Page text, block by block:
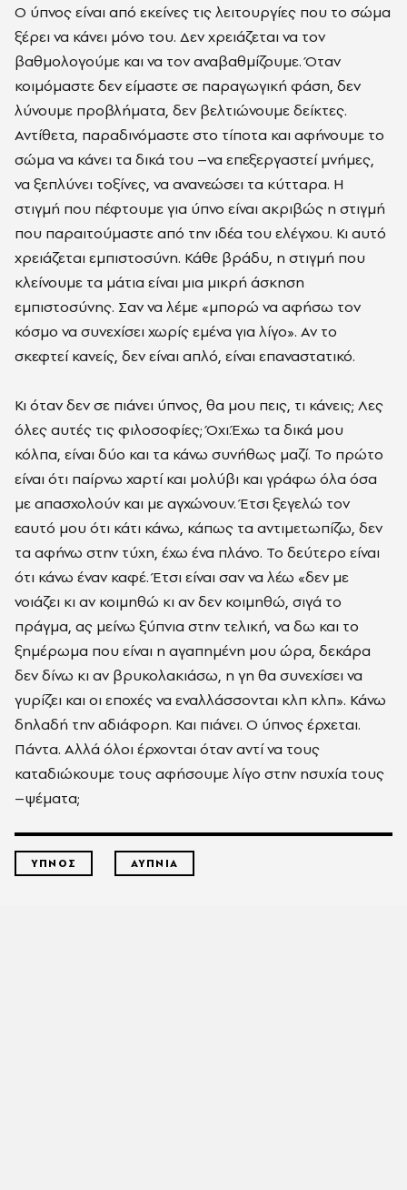
Ο ύπνος είναι από εκείνες τις λειτουργίες που το σώμα
ξέρει να κάνει μόνο του. Δεν χρειάζεται να τον
βαθμολογούμε και να τον αναβαθμίζουμε. Όταν
κοιμόμαστε δεν είμαστε σε παραγωγική φάση, δεν
λύνουμε προβλήματα, δεν βελτιώνουμε δείκτες.
Αντίθετα, παραδινόμαστε στο τίποτα και αφήνουμε το
σώμα να κάνει τα δικά του –να επεξεργαστεί μνήμες,
να ξεπλύνει τοξίνες, να ανανεώσει τα κύτταρα. Η
στιγμή που πέφτουμε για ύπνο είναι ακριβώς η στιγμή
που παραιτούμαστε από την ιδέα του ελέγχου. Κι αυτό
χρειάζεται εμπιστοσύνη. Κάθε βράδυ, η στιγμή που
κλείνουμε τα μάτια είναι μια μικρή άσκηση
εμπιστοσύνης. Σαν να λέμε «μπορώ να αφήσω τον
κόσμο να συνεχίσει χωρίς εμένα για λίγο». Αν το
σκεφτεί κανείς, δεν είναι απλό, είναι επαναστατικό.
Κι όταν δεν σε πιάνει ύπνος, θα μου πεις, τι κάνεις; Λες
όλες αυτές τις φιλοσοφίες; Όχι.Έχω τα δικά μου
κόλπα, είναι δύο και τα κάνω συνήθως μαζί. Το πρώτο
είναι ότι παίρνω χαρτί και μολύβι και γράφω όλα όσα
με απασχολούν και με αγχώνουν. Έτσι ξεγελώ τον
εαυτό μου ότι κάτι κάνω, κάπως τα αντιμετωπίζω, δεν
τα αφήνω στην τύχη, έχω ένα πλάνο. Το δεύτερο είναι
ότι κάνω έναν καφέ. Έτσι είναι σαν να λέω «δεν με
νοιάζει κι αν κοιμηθώ κι αν δεν κοιμηθώ, σιγά το
πράγμα, ας μείνω ξύπνια στην τελική, να δω και το
ξημέρωμα που είναι η αγαπημένη μου ώρα, δεκάρα
δεν δίνω κι αν βρυκολακιάσω, η γη θα συνεχίσει να
γυρίζει και οι εποχές να εναλλάσσονται κλπ κλπ». Κάνω
δηλαδή την αδιάφορη. Και πιάνει. Ο ύπνος έρχεται.
Πάντα. Αλλά όλοι έρχονται όταν αντί να τους
καταδιώκουμε τους αφήσουμε λίγο στην ησυχία τους
–ψέματα;
ΥΠΝΟΣ ΑΥΠΝΙΑ